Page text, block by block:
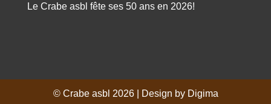
Le Crabe asbl fête ses 50 ans en 2026!
© Crabe asbl 2026 | Design by Digima